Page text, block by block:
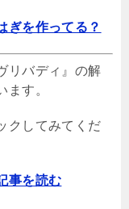
ぎを作ってる？
リバディ』の解
ます。
クしてみてくだ
事を読む